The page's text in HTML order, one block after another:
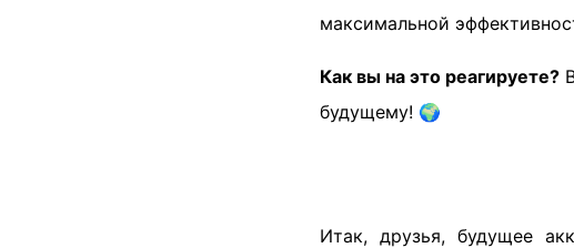
максимальной
Как вы на это реагируете?
будущему! 🌍
Итак, друзья, будущее